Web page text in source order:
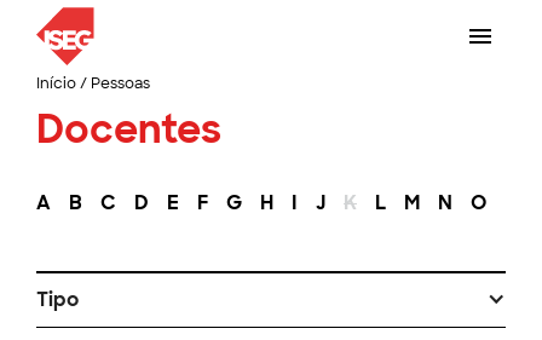
Início/ Pessoas
Docentes
A B C D E F G H I J K L M N O
Tipo